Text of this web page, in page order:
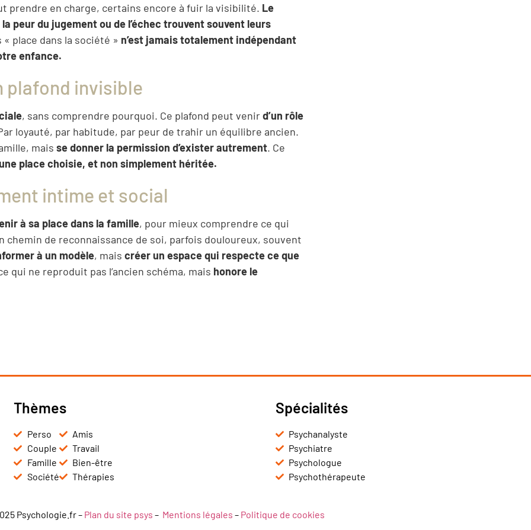
prendre en charge, certains encore à fuir la visibilité. Le
peur du jugement ou de l’échec trouvent souvent leurs
place dans la société » n’est jamais totalement indépendant
enfance.
plafond invisible
, sans comprendre pourquoi. Ce plafond peut venird’un rôle
loyauté, par habitude, par peur de trahir un équilibre ancien.
mais se donner la permission d’exister autrement. Ce
place choisie, et non simplement héritée.
intime et social
à sa place dans la famille, pour mieux comprendre ce qui
chemin de reconnaissance de soi, parfois douloureux, souvent
à un modèle, mais créer un espace qui respecte ce que
qui ne reproduit pas l’ancien schéma, mais honore le
Thèmes
Perso
Couple
Famille
Société
Amis
Travail
Bien-être
Thérapies
Spécialités
Psychanalyste
Psychiatre
Psychologue
Psychothérapeute
Psychologie.fr – Plan du site psys – Mentions légales – Politique de cookies